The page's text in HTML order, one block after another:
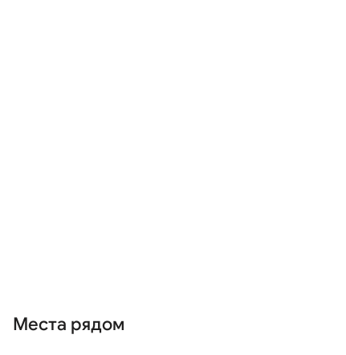
Места рядом